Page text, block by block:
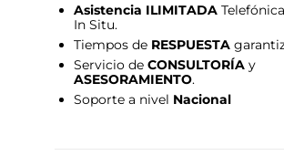
Asistencia ILIMITADA
In Situ.
Tiempos de RESPUESTA
Servicio de CONSULTORÍA y
ASESORAMIENTO.
Soporte a nivel Nacional